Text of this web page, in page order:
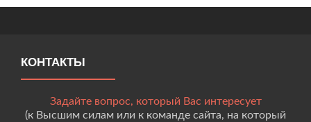
КОНТАКТЫ
Задайте вопрос, который Вас интересует
(к Высшим силам или к команде сайта, на который